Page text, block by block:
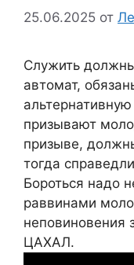
25.06.2025 от
Служить
автомат,
призывают
призыве,
тогда
Бороться надо
раввинами
неповиновения
ЦАХАЛ.